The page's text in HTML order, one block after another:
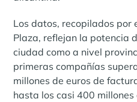
Los datos, recopilados por
Plaza, reflejan la potencia
ciudad como a nivel
primeras compañías
millones de euros de
hasta los casi 400